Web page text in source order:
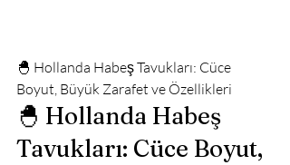
🐣 Hollanda Habeş Tavukları: Cüce
Boyut, Büyük Zarafet ve Özellikleri
🐣 Hollanda Habeş
Tavukları: Cüce Boyut,